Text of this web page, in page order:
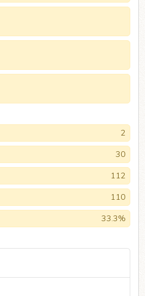
2
30
112
110
33.3%